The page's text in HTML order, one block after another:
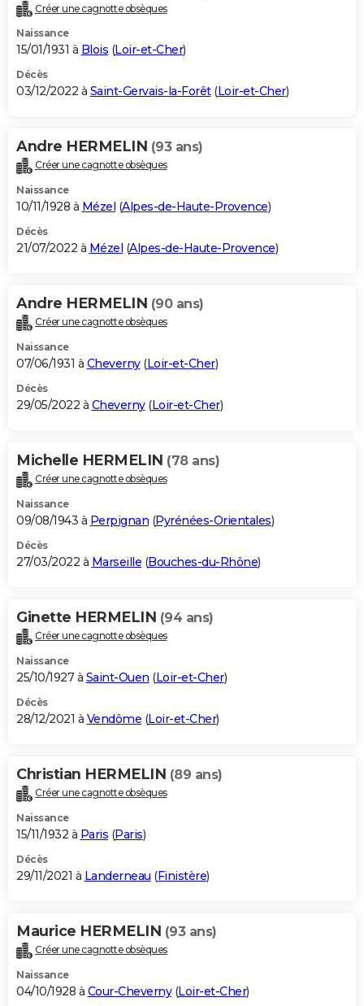
Créer une cagnotte obsèques
Naissance
15/01/1931 à Blois (Loir-et-Cher)
Décès
03/12/2022 à Saint-Gervais-la-Forêt(Loir-et-Cher)
Andre HERMELIN (93 ans)
Créer une cagnotte obsèques
Naissance
10/11/1928 à Mézel (Alpes-de-Haute-Provence)
Décès
21/07/2022 à Mézel (Alpes-de-Haute-Provence)
Andre HERMELIN (90 ans)
Créer une cagnotte obsèques
Naissance
07/06/1931 à Cheverny(Loir-et-Cher)
Décès
29/05/2022 à Cheverny(Loir-et-Cher)
Michelle HERMELIN (78 ans)
Créer une cagnotte obsèques
Naissance
09/08/1943 à Perpignan (Pyrénées-Orientales)
Décès
27/03/2022 à Marseille (Bouches-du-Rhône)
Ginette HERMELIN (94 ans)
Créer une cagnotte obsèques
Naissance
25/10/1927 à Saint-Ouen (Loir-et-Cher)
Décès
28/12/2021 à Vendôme (Loir-et-Cher)
Christian HERMELIN (89 ans)
Créer une cagnotte obsèques
Naissance
15/11/1932 à Paris (Paris)
Décès
29/11/2021 à Landerneau (Finistère)
Maurice HERMELIN (93 ans)
Créer une cagnotte obsèques
Naissance
04/10/1928 à Cour-Cheverny(Loir-et-Cher)